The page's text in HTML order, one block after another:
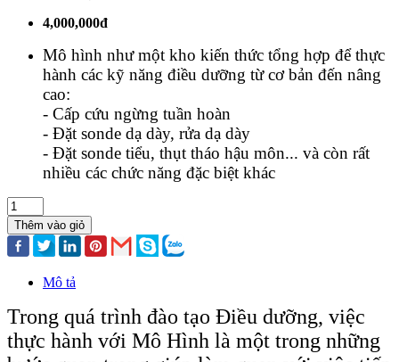
4,000,000đ
Mô hình như một kho kiến thức tổng hợp để thực
hành các kỹ năng điều dưỡng từ cơ bản đến nâng
cao:
- Cấp cứu ngừng tuần hoàn
- Đặt sonde dạ dày, rửa dạ dày
- Đặt sonde tiểu, thụt tháo hậu môn... và còn rất
nhiều các chức năng đặc biệt khác
Thêm vào giỏ
Mô tả
Trong quá trình đào tạo Điều dưỡng, việc
thực hành với Mô Hình là một trong những